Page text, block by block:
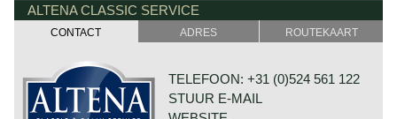
8 cilinder lijnmotor (straight-8)
cilinderinhoud: 6100 cc.
vermogen: 106 pk.
versnellingsbak: 3, handgeschakeld
ALTENA CLASSIC SERVICE
CONTACT ADRES ROUTEKAART
TELEFOON: +31 (0)524 561 122
STUUR E-MAIL